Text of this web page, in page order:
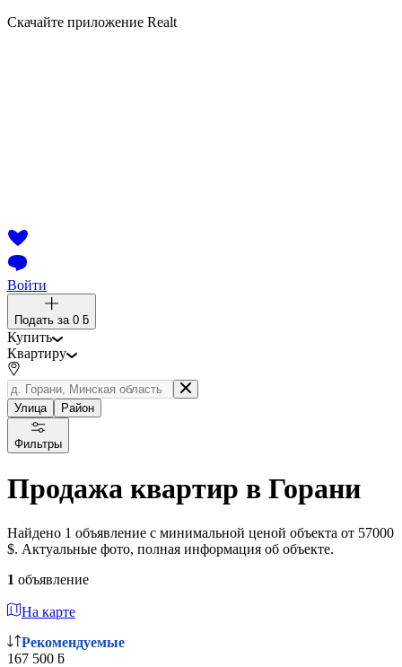
Скачайте приложение Realt
Войти
Подать за 0 ƃ
Купить
Квартиру
Улица Район
Фильтры
Продажа квартир в Горани
Найдено 1 объявление с минимальной ценой объекта от 57000
$. Актуальные фото, полная информация об объекте.
1 объявление
На карте
Рекомендуемые
167 500 ƃ